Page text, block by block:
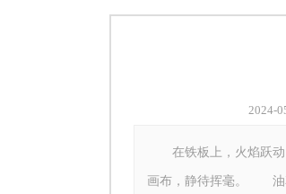
2024-
在铁板上，火焰跃
画布，静待挥毫。 油